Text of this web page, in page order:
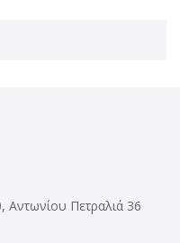
Αντωνίου Πετραλιά 36